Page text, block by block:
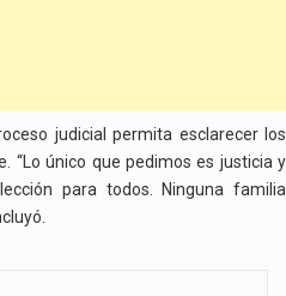
judicial permita esclarecer los
“Lo único que pedimos es justicia y
para todos. Ninguna familia